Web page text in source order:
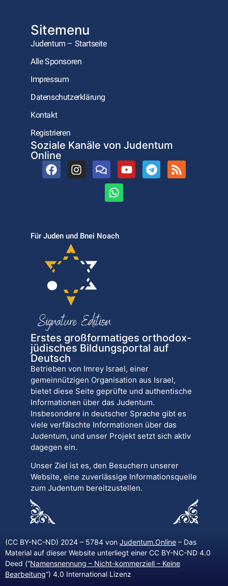
Sitemenu
Judentum – Startseite
Alle Sponsoren
Impressum
Datenschutzerklärung
Kontakt
Registrieren
Soziale Kanäle von Judentum
Online
Für Juden und Bnei Noach
Erstes großformatiges orthodox-
jüdisches Bildungsportal auf
Deutsch
Betrieben von Imrey Israel, einer
gemeinnützigen Organisation aus Israel,
bietet diese Seite geprüfte und authentische
Informationen über das Judentum.
Insbesondere in deutscher Sprache gibt es
viele verfälschte Informationen über das
Judentum, und unser Projekt setzt sich aktiv
dagegen ein.
Unser Ziel ist es, den Besuchern unserer
Website, eine zuverlässige Informationsquelle
zum Judentum bereitzustellen.
(CC BY-NC-ND) 2024 – 5784 von Judentum.Online – Das
Material auf dieser Website unterliegt einer CC BY-NC-ND 4.0
Deed (“Namensnennung – Nicht-kommerziell – Keine
Bearbeitung“) 4.0 International Lizenz